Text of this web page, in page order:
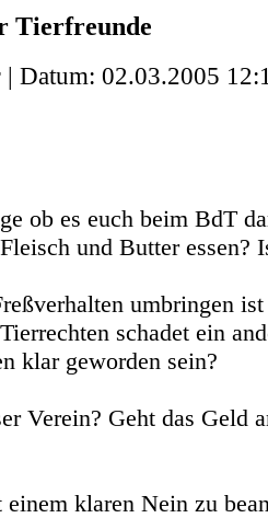
Tierfreunde
Datum: 02.03.2005
ob es euch beim BdT
und Butter essen?
umbringen
schadet ein
klar geworden sein?
Verein? Geht das Geld
klaren Nein zu